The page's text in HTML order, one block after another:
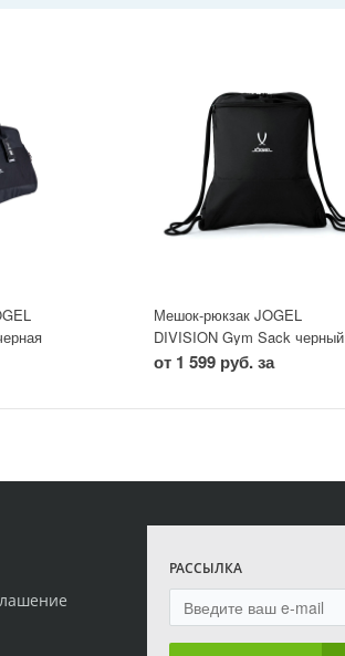
Мешок-рюкзак JOGEL
DIVISION Gym Sack черный
от 1 599 руб. за
РАССЫЛКА